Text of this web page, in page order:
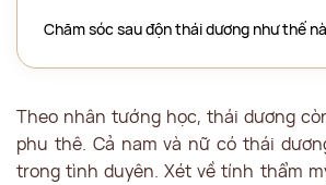
Chăm sóc sau độn thái dương như thế
Theo nhân tướng học, thái dương
phu thê. Cả nam và nữ có thái
trong tình duyên. Xét về tính thẩm